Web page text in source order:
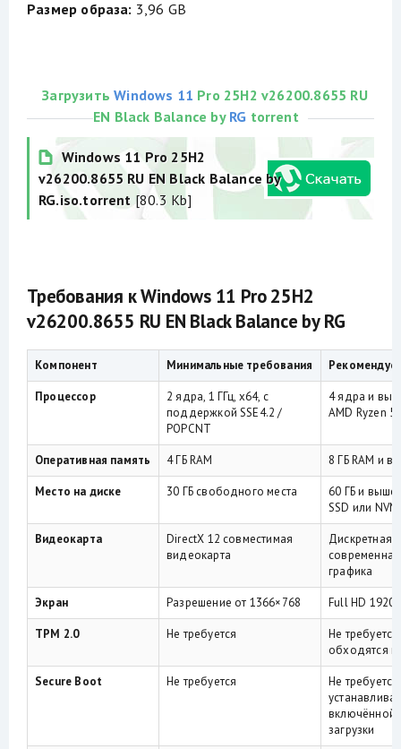
Размер образа: 3,96 GB
ЗагрузитьWindows 11 Pro 25H2 v26200.8655 RU
EN Black Balance by RG torrent
Windows 11 Pro 25H2
v26200.8655 RU EN Black Balance by
RG.iso.torrent [80.3 Kb]
Требования к Windows 11 Pro 25H2
v26200.8655 RU EN Black Balance by RG
Компонент Минимальные требования
Процессор
2 ядра, 1 ГГц, x64, с
поддержкой SSE4.2 /
POPCNT
4 ядра и
AMD Ryzen
Оперативная память 4 ГБ RAM 8 ГБ RAM и
Место на диске 30 ГБ свободного места
60 ГБ и
SSD или
Видеокарта
DirectX 12 совместимая
видеокарта
Дискретная
графика
Экран Разрешение от 1366×768 Full HD
TPM 2.0 Не требуется
Не
обходятся
Secure Boot Не требуется
Не
включённой
загрузки